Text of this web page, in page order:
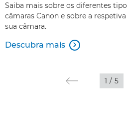
Saiba mais sobre os diferentes
câmaras Canon e sobre a
sua câmara.
Descubra mais 
1 / 5